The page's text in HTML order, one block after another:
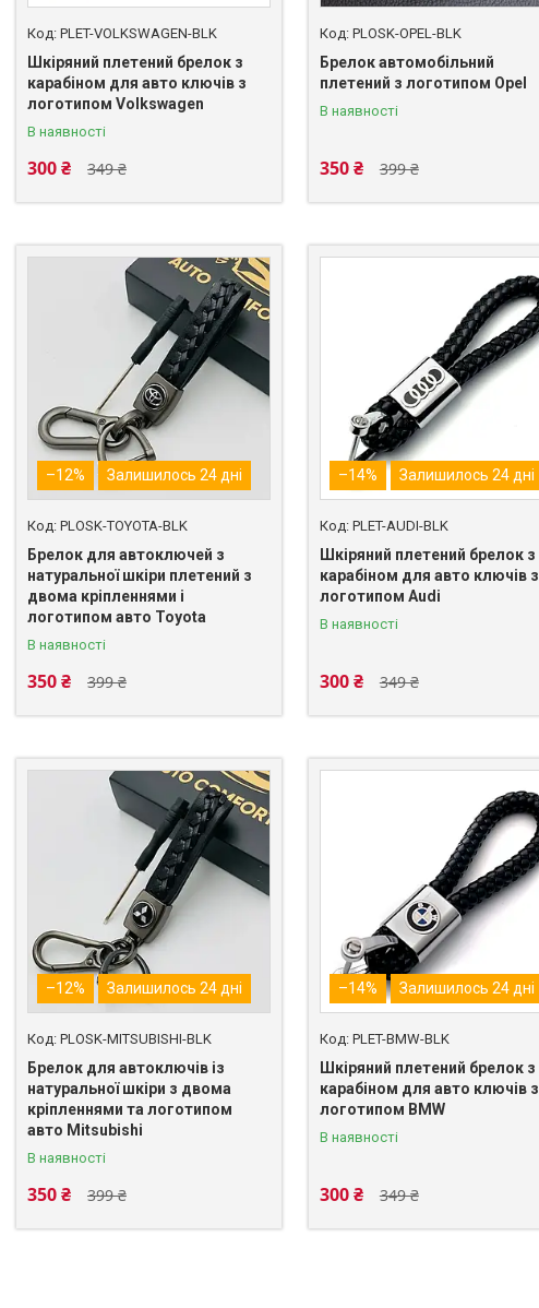
PLET-VOLKSWAGEN-BLK
Шкіряний плетений брелок з
карабіном для авто ключів з
логотипом Volkswagen
В наявності
349 ₴
300 ₴
PLOSK-OPEL-BLK
Брелок автомобільний
плетений з логотипом Opel
В наявності
399 ₴
350 ₴
–12% Залишилось 24 дні
PLOSK-TOYOTA-BLK
Брелок для автоключей з
натуральної шкіри плетений з
двома кріпленнями і
логотипом авто Toyota
В наявності
399 ₴
350 ₴
–14% Залишилось 24 дні
PLET-AUDI-BLK
Шкіряний плетений брелок з
карабіном для авто ключів з
логотипом Audi
В наявності
349 ₴
300 ₴
–12% Залишилось 24 дні
PLOSK-MITSUBISHI-BLK
Брелок для автоключів із
натуральної шкіри з двома
кріпленнями та логотипом
авто Mitsubishi
В наявності
399 ₴
350 ₴
–14% Залишилось 24 дні
PLET-BMW-BLK
Шкіряний плетений брелок з
карабіном для авто ключів з
логотипом BMW
В наявності
349 ₴
300 ₴